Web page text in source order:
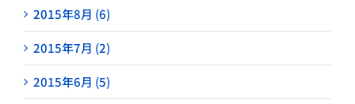
2015年8月 (6)
2015年7月 (2)
2015年6月 (5)